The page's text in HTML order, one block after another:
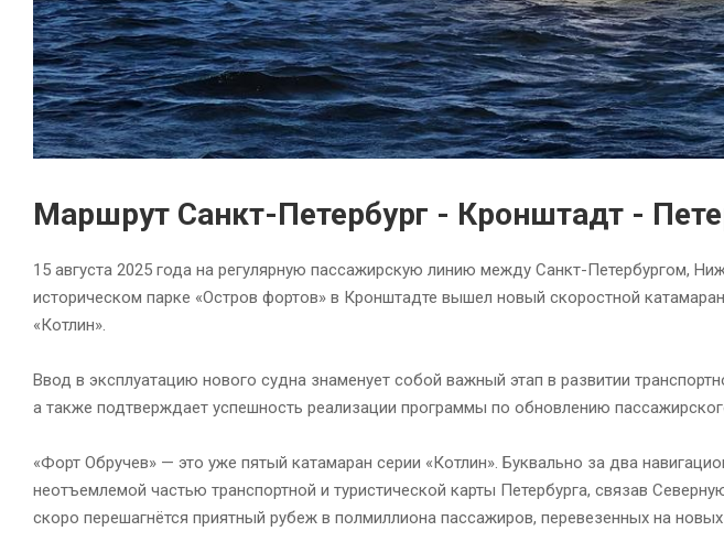
Маршрут Санкт-Петербург - Кронштадт -
15 августа 2025 года на регулярную пассажирскую линию между Санкт-Петербургом,
историческом парке «Остров фортов» в Кронштадте вышел новый скоростной
«Котлин».
Ввод в эксплуатацию нового судна знаменует собой важный этап в развитии
а также подтверждает успешность реализации программы по обновлению
«Форт Обручев» — это уже пятый катамаран серии «Котлин». Буквально за два
неотъемлемой частью транспортной и туристической карты Петербурга, связав
скоро перешагнётся приятный рубеж в полмиллиона пассажиров, перевезенных на